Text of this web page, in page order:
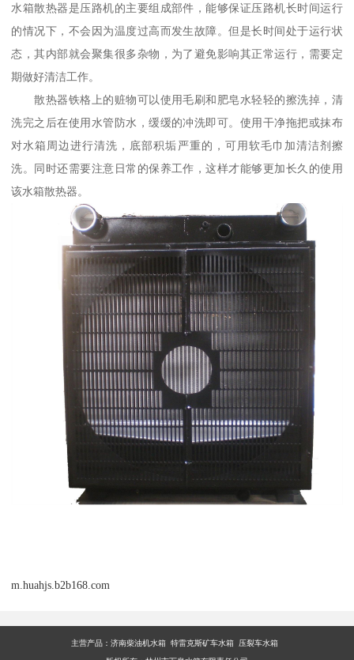
水箱散热器是压路机的主要组成部件，能够保证压路机长时间运行
的情况下，不会因为温度过高而发生故障。但是长时间处于运行状
态，其内部就会聚集很多杂物，为了避免影响其正常运行，需要定
期做好清洁工作。
散热器铁格上的赃物可以使用毛刷和肥皂水轻轻的擦洗掉，清
洗完之后在使用水管防水，缓缓的冲洗即可。使用干净拖把或抹布
对水箱周边进行清洗，底部积垢严重的，可用软毛巾加清洁剂擦
洗。同时还需要注意日常的保养工作，这样才能够更加长久的使用
该水箱散热器。
m.huahjs.b2b168.com
主营产品： 济南柴油机水箱 特雷克斯矿车水箱 压裂车水箱